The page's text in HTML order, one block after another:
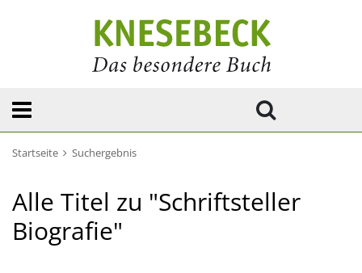
Startseite Suchergebnis
Alle Titel zu "Schriftsteller
Biografie"